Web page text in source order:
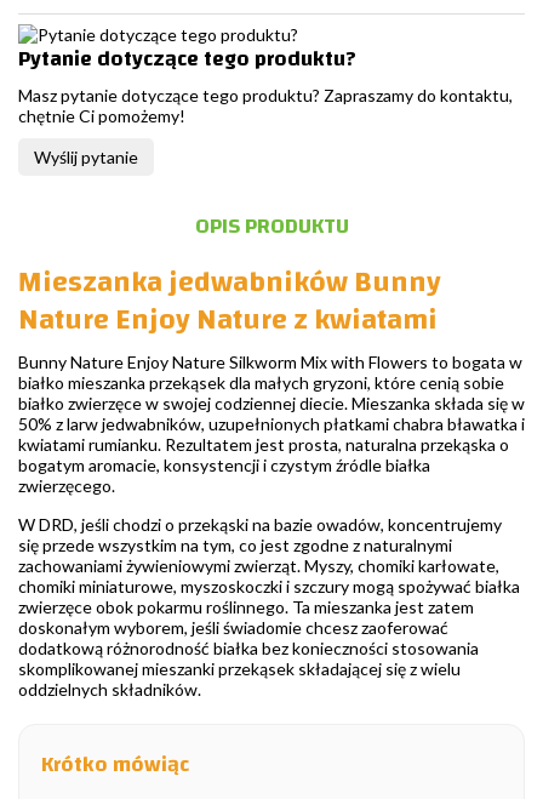
Pytanie dotyczące tego produktu?
Masz pytanie dotyczące tego produktu? Zapraszamy do kontaktu,
chętnie Ci pomożemy!
Wyślij pytanie
OPIS PRODUKTU
Mieszanka jedwabników Bunny
Nature Enjoy Nature z kwiatami
Bunny Nature Enjoy Nature Silkworm Mix with Flowers to bogata w
białko mieszanka przekąsek dla małych gryzoni, które cenią sobie
białko zwierzęce w swojej codziennej diecie. Mieszanka składa się w
50% z larw jedwabników, uzupełnionych płatkami chabra bławatka i
kwiatami rumianku. Rezultatem jest prosta, naturalna przekąska o
bogatym aromacie, konsystencji i czystym źródle białka
zwierzęcego.
W DRD, jeśli chodzi o przekąski na bazie owadów, koncentrujemy
się przede wszystkim na tym, co jest zgodne z naturalnymi
zachowaniami żywieniowymi zwierząt. Myszy, chomiki karłowate,
chomiki miniaturowe, myszoskoczki i szczury mogą spożywać białka
zwierzęce obok pokarmu roślinnego. Ta mieszanka jest zatem
doskonałym wyborem, jeśli świadomie chcesz zaoferować
dodatkową różnorodność białka bez konieczności stosowania
skomplikowanej mieszanki przekąsek składającej się z wielu
oddzielnych składników.
Krótko mówiąc